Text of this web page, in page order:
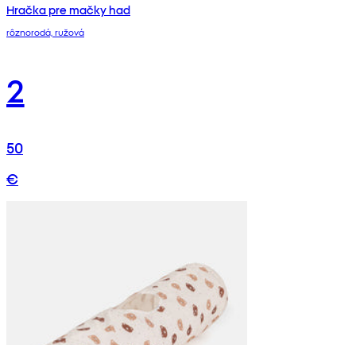
Hračka pre mačky had
rôznorodá, ružová
2
50
€